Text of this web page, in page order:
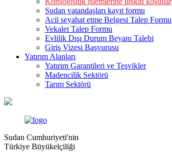
Sudan vatandaşları kayıt formu
Acil seyahat etme Belgesi Talep Formu
Vekalet Talep Formu
Evlilik Dışı Durum Beyanı Talebi
Giriş Vizesi Başvurusu
Yatırım Alanları
Yatırım Garantileri ve Teşvikler
Madencilik Sektörü
Tarım Sektörü
Sudan Cumhuriyeti'nin
Türkiye Büyükelçiliği